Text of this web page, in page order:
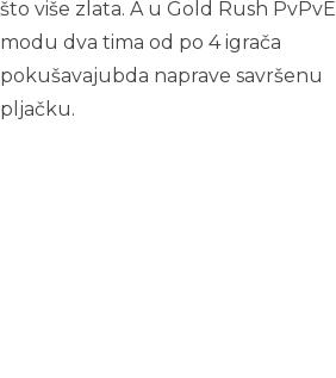
što više zlata. A u Gold Rush PvPvE
modu dva tima od po 4 igrača
pokušavajubda naprave savršenu
pljačku.